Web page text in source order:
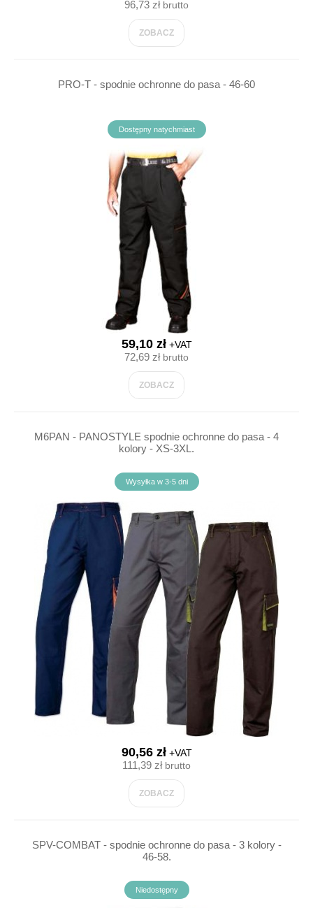
96,73 złbrutto
ZOBACZ
PRO-T - spodnie ochronne do pasa - 46-60
Dostępny natychmiast
59,10 zł+VAT
72,69 złbrutto
ZOBACZ
M6PAN - PANOSTYLE spodnie ochronne do pasa - 4
kolory - XS-3XL.
Wysyłka w 3-5 dni
90,56 zł+VAT
111,39 złbrutto
ZOBACZ
SPV-COMBAT - spodnie ochronne do pasa - 3 kolory -
46-58.
Niedostępny